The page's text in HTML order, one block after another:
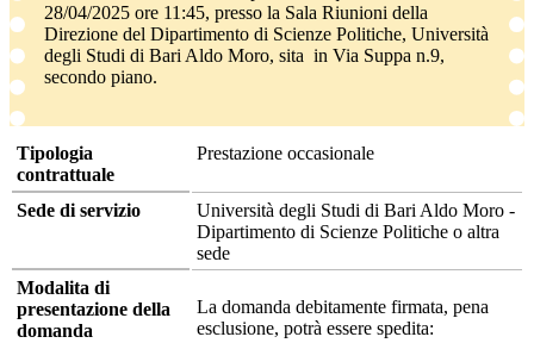
28/04/2025 ore 11:45, presso la Sala Riunioni della
Direzione del Dipartimento di Scienze Politiche, Università
degli Studi di Bari Aldo Moro, sita in Via Suppa n.9,
secondo piano.
Tipologia
contrattuale
Prestazione occasionale
Sede di servizio
Università degli Studi di Bari Aldo Moro -
Dipartimento di Scienze Politiche o altra
sede
Modalita di
presentazione della
domanda
La domanda debitamente firmata, pena
esclusione, potrà essere spedita: